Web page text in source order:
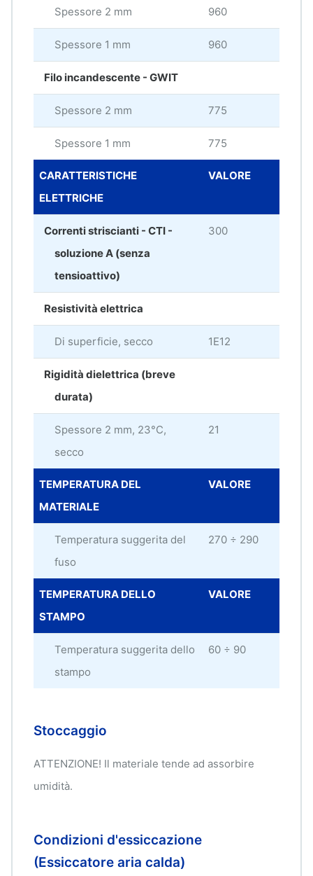
Spessore 2 mm 960
Spessore 1 mm 960
Filo incandescente - GWIT
Spessore 2 mm 775
Spessore 1 mm 775
CARATTERISTICHE
ELETTRICHE
VALORE
Correnti striscianti - CTI -
soluzione A (senza
tensioattivo)
300
Resistività elettrica
Di superficie, secco 1E12
Rigidità dielettrica (breve
durata)
Spessore 2 mm, 23°C,
secco
21
TEMPERATURA DEL
MATERIALE
VALORE
Temperatura suggerita del
fuso
270 ÷ 290
TEMPERATURA DELLO
STAMPO
VALORE
Temperatura suggerita dello
stampo
60 ÷ 90
Stoccaggio
ATTENZIONE! Il materiale tende ad assorbire
umidità.
Condizioni d'essiccazione
(Essiccatore aria calda)